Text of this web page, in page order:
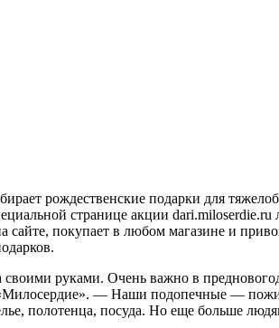
рождественские подарки для
странице акции
сайте, покупает в любом магазине и
руками. Очень важно в
— Наши подопечные —
полотенца, посуда. Но еще больше